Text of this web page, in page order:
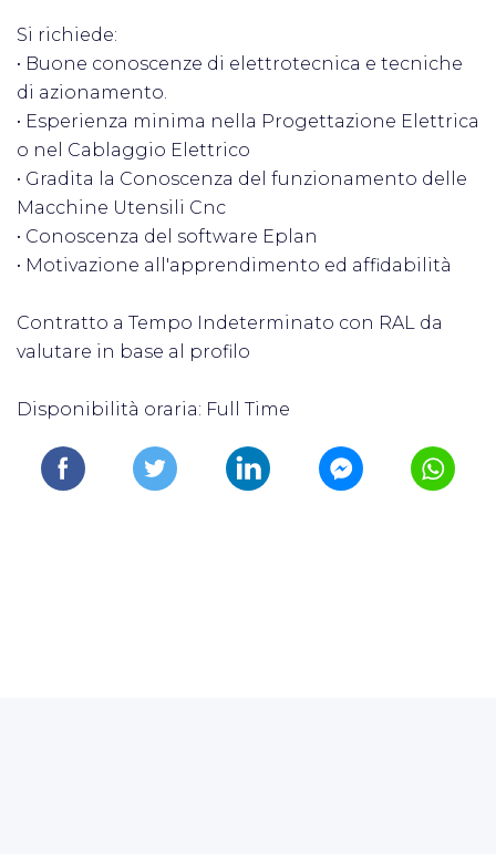
Si richiede:
• Buone conoscenze di elettrotecnica e tecniche
di azionamento.
• Esperienza minima nella Progettazione Elettrica
o nel Cablaggio Elettrico
• Gradita la Conoscenza del funzionamento delle
Macchine Utensili Cnc
• Conoscenza del software Eplan
• Motivazione all'apprendimento ed affidabilità
Contratto a Tempo Indeterminato con RAL da
valutare in base al profilo
Disponibilità oraria: Full Time